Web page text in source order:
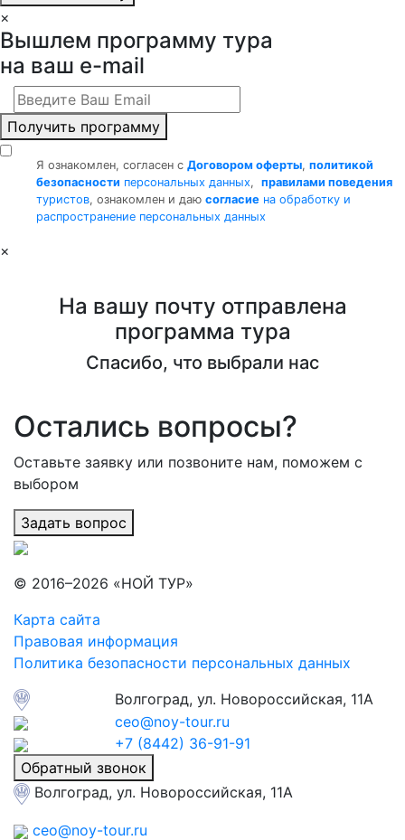
×
Вышлем программу тура
на ваш e-mail
Получить программу
Я ознакомлен, согласен с Договором оферты, политикой
безопасности персональных данных, правилами поведения
туристов, ознакомлен и даю согласие на обработку и
распространение персональных данных
×
На вашу почту отправлена
программа тура
Спасибо, что выбрали нас
Остались вопросы?
Оставьте заявку или позвоните нам, поможем с
выбором
Задать вопрос
© 2016–2026 «НОЙ ТУР»
Карта сайта
Правовая информация
Политика безопасности персональных данных
Волгоград, ул. Новороссийская, 11А
ceo@noy-tour.ru
+7 (8442) 36-91-91
Обратный звонок
Волгоград, ул. Новороссийская, 11А
ceo@noy-tour.ru